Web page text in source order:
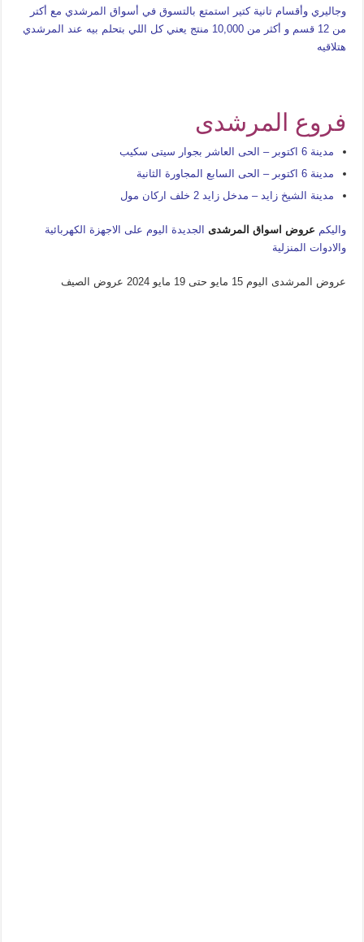
وجاليري وأقسام تانية كتير استمتع بالتسوق في أسواق المرشدي مع أكتر
من 12 قسم و أكثر من 10,000 منتج يعني كل اللي بتحلم بيه عند المرشدي
هتلاقيه
فروع المرشدى
مدينة 6 اكتوبر – الحى العاشر بجوار سيتى سكيب
مدينة 6 اكتوبر – الحى السابع المجاورة الثانية
مدينة الشيخ زايد – مدخل زايد 2 خلف اركان مول
واليكم عروض اسواق المرشدىالجديدة اليوم على الاجهزة الكهربائية
والادوات المنزلية
عروض المرشدى اليوم 15 مايو حتى 19 مايو 2024 عروض الصيف